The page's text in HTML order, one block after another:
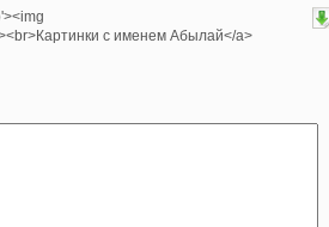
с именем Абылай</a>